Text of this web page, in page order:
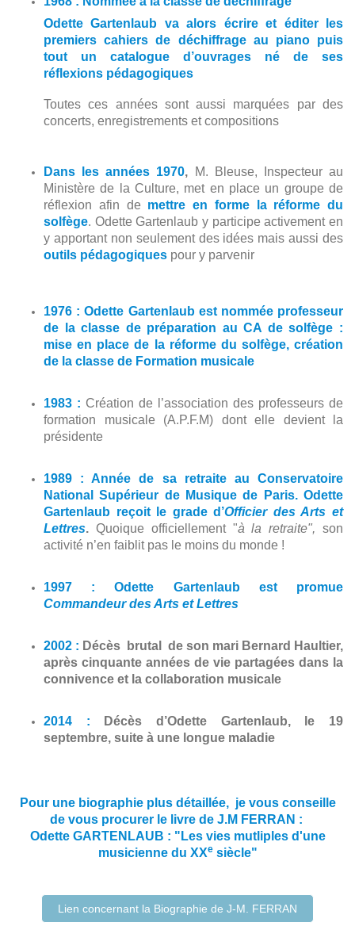
Odette Gartenlaub va alors écrire et éditer les
premiers cahiers de déchiffrage au piano puis
tout un catalogue d’ouvrages né de ses
réflexions pédagogiques
Toutes ces années sont aussi marquées par des
concerts, enregistrements et compositions
Dans les années 1970, M. Bleuse, Inspecteur au
Ministère de la Culture, met en place un groupe de
réflexion afin de mettre en forme la réforme du
solfège. Odette Gartenlaub y participe activement en
y apportant non seulement des idées mais aussi des
outils pédagogiques pour y parvenir
1976 : Odette Gartenlaub est nommée professeur
de la classe de préparation au CA de solfège :
mise en place de la réforme du solfège, création
de la classe de Formation musicale
1983 : Création de l’association des professeurs de
formation musicale (A.P.F.M) dont elle devient la
présidente
1989 : Année de sa retraite au Conservatoire
National Supérieur de Musique de Paris. Odette
Gartenlaub reçoit le grade d’Officier des Arts et
Lettres. Quoique officiellement "à la retraite",son
activité n’en faiblit pas le moins du monde !
1997 : Odette Gartenlaub est promue
Commandeur des Arts et Lettres
2002 : Décès brutal de son mari Bernard Haultier,
après cinquante années de vie partagées dans la
connivence et la collaboration musicale
2014 : Décès d’Odette Gartenlaub, le 19
septembre, suite à une longue maladie
Pour une biographie plus détaillée, je vous conseille
de vous procurer le livre de J.M FERRAN :
Odette GARTENLAUB : "Les vies mutliples d'une
musicienne du XXesiècle"
Lien concernant la Biographie de J-M. FERRAN